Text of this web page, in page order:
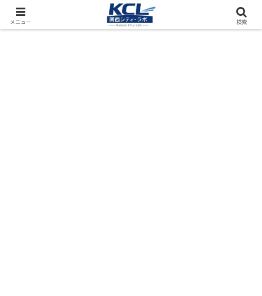
都市再開発をフィールド調査（累計アクセス数4000万PV）
メニュー 検索